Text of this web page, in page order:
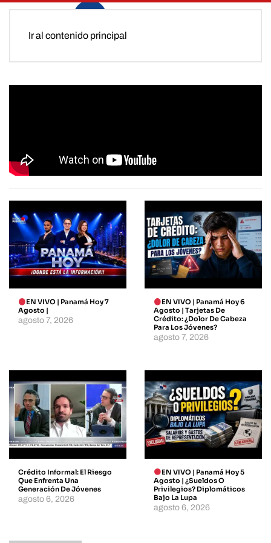
Ir al contenido principal
EN VIVO | Panamá Hoy 7
Agosto |
agosto 7, 2026
EN VIVO | Panamá Hoy 6
Agosto | Tarjetas De
Crédito: ¿dolor De Cabeza
Para Los Jóvenes?
agosto 7, 2026
Crédito Informal: El Riesgo
Que Enfrenta Una
Generación De Jóvenes
agosto 6, 2026
EN VIVO | Panamá Hoy 5
Agosto | ¿Sueldos O
Privilegios? Diplomáticos
Bajo La Lupa
agosto 6, 2026